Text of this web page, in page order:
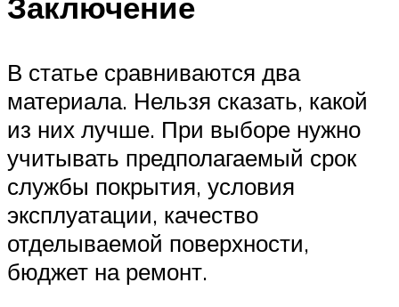
В статье сравниваются два
материала. Нельзя сказать, какой
из них лучше. При выборе нужно
учитывать предполагаемый срок
службы покрытия, условия
эксплуатации, качество
отделываемой поверхности,
бюджет на ремонт.